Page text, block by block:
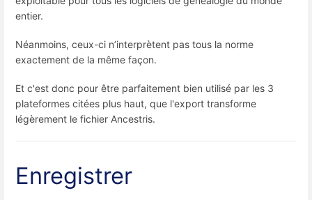
entier.
Néanmoins, ceux-ci n’interprètent pas tous la norme
exactement de la même façon.
Et c'est donc pour être parfaitement bien utilisé par les 3
plateformes citées plus haut, que l'export transforme
légèrement le fichier Ancestris.
Enregistrer